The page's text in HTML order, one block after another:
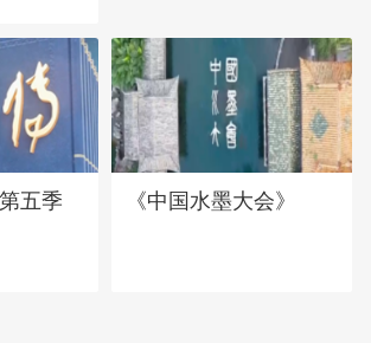
五季 《中国水墨大会》